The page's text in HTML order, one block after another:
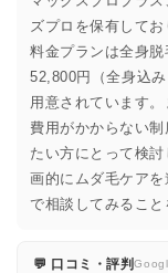
ズプロを保有して
料金プランは全身
52,800円（全身込
用意されています
費用がかからない
たい方にとって検
画的にムダ毛ケア
で相談してみること
💬 口コミ・評判